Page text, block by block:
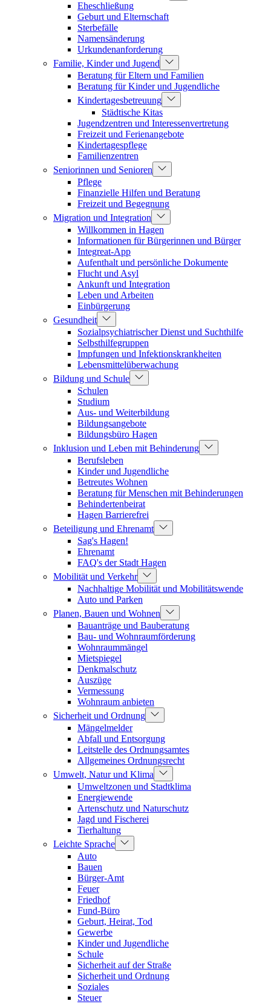
Eheschließung
Geburt und Elternschaft
Sterbefälle
Namensänderung
Urkundenanforderung
Familie, Kinder und Jugend
Beratung für Eltern und Familien
Beratung für Kinder und Jugendliche
Kindertagesbetreuung
Städtische Kitas
Jugendzentren und Interessenvertretung
Freizeit und Ferienangebote
Kindertagespflege
Familienzentren
Seniorinnen und Senioren
Pflege
Finanzielle Hilfen und Beratung
Freizeit und Begegnung
Migration und Integration
Willkommen in Hagen
Informationen für Bürgerinnen und Bürger
Integreat-App
Aufenthalt und persönliche Dokumente
Flucht und Asyl
Ankunft und Integration
Leben und Arbeiten
Einbürgerung
Gesundheit
Sozialpsychiatrischer Dienst und Suchthilfe
Selbsthilfegruppen
Impfungen und Infektionskrankheiten
Lebensmittelüberwachung
Bildung und Schule
Schulen
Studium
Aus- und Weiterbildung
Bildungsangebote
Bildungsbüro Hagen
Inklusion und Leben mit Behinderung
Berufsleben
Kinder und Jugendliche
Betreutes Wohnen
Beratung für Menschen mit Behinderungen
Behindertenbeirat
Hagen Barrierefrei
Beteiligung und Ehrenamt
Sag's Hagen!
Ehrenamt
FAQ's der Stadt Hagen
Mobilität und Verkehr
Nachhaltige Mobilität und Mobilitätswende
Auto und Parken
Planen, Bauen und Wohnen
Bauanträge und Bauberatung
Bau- und Wohnraumförderung
Wohnraummängel
Mietspiegel
Denkmalschutz
Auszüge
Vermessung
Wohnraum anbieten
Sicherheit und Ordnung
Mängelmelder
Abfall und Entsorgung
Leitstelle des Ordnungsamtes
Allgemeines Ordnungsrecht
Umwelt, Natur und Klima
Umweltzonen und Stadtklima
Energiewende
Artenschutz und Naturschutz
Jagd und Fischerei
Tierhaltung
Leichte Sprache
Auto
Bauen
Bürger-Amt
Feuer
Friedhof
Fund-Büro
Geburt, Heirat, Tod
Gewerbe
Kinder und Jugendliche
Schule
Sicherheit auf der Straße
Sicherheit und Ordnung
Soziales
Steuer